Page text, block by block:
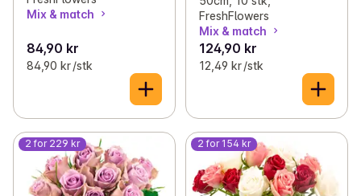
Mix & match
84,90 kr
84,90 kr /stk
FreshFlowers
Mix & match
124,90 kr
12,49 kr /stk
2 for 229 kr 2 for 154 kr